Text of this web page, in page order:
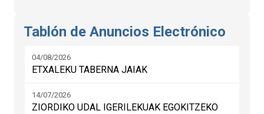
Tablón de Anuncios Electrónico
04/08/2026
ETXALEKU TABERNA JAIAK
14/07/2026
ZIORDIKO UDAL IGERILEKUAK EGOKITZEKO